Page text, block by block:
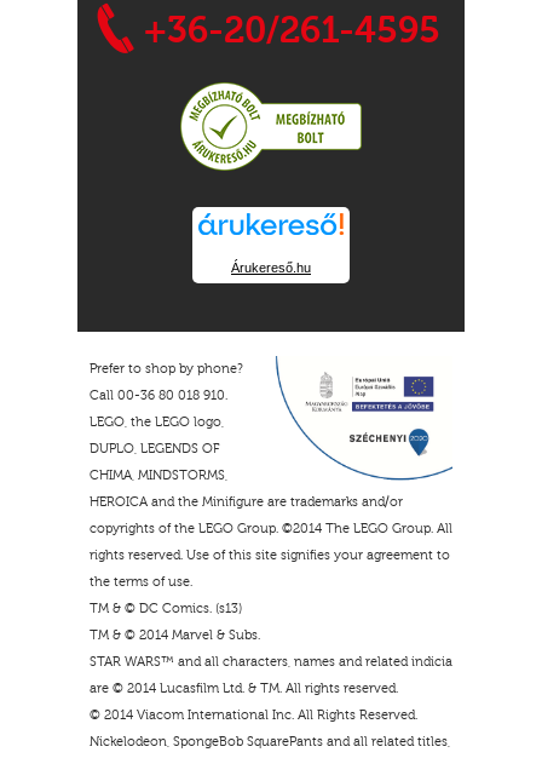
+36-20/261-4595
Árukereső.hu
Prefer to shop by phone?
Call 00-36 80 018 910.
LEGO, the LEGO logo,
DUPLO, LEGENDS OF
CHIMA, MINDSTORMS,
HEROICA and the Minifigure are trademarks and/or
copyrights of the LEGO Group. ©2014 The LEGO Group. All
rights reserved. Use of this site signifies your agreement to
the terms of use.
TM & © DC Comics. (s13)
TM & © 2014 Marvel & Subs.
STAR WARS™ and all characters, names and related indicia
are © 2014 Lucasfilm Ltd. & TM. All rights reserved.
© 2014 Viacom International Inc. All Rights Reserved.
Nickelodeon, SpongeBob SquarePants and all related titles,